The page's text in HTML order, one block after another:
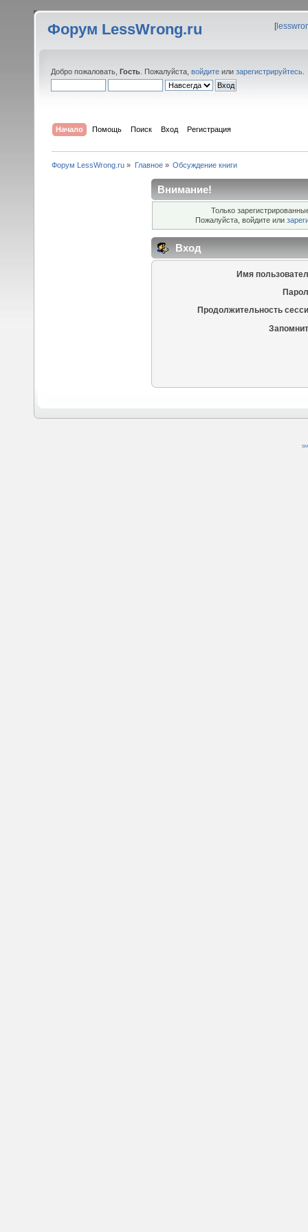
Форум LessWrong.ru [
Добро пожаловать, Гость . Пожалуйста, войдите или зарегистрируйтесь
Начало Помощь Поиск Вход Регистрация
Форум LessWrong.ru » Главное» Обсуждение книги
Внимание!
Только
Пожалуйста, войдите или
Вход
Имя
Продолжительность